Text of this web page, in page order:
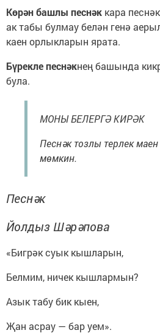
Көрән башлы песнәк кара
ак табы булмау белән генә
каен орлыкларын ярата.
Бүрекле песнәкнең башында
була.
МОНЫ БЕЛЕРГӘ КИРӘК
Песнәк тозлы терлек
мөмкин.
Песнәк
Йолдыз Шәрәпова
«Бигрәк суык кышларын,
Белмим, ничек кышлармын?
Азык табу бик кыен,
Җан асрау — бар уем».